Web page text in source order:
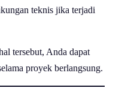
teknis jika terjadi
tersebut, Anda dapat
proyek berlangsung.